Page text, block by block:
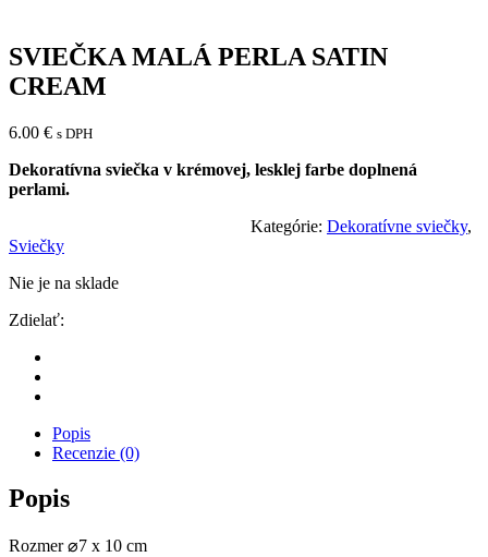
SVIEČKA MALÁ PERLA SATIN
CREAM
6.00 € s DPH
Dekoratívna sviečka v krémovej, lesklej farbe doplnená
perlami.
Kategórie: Dekoratívne sviečky,
Sviečky
Nie je na sklade
Zdielať:
Popis
Recenzie (0)
Popis
Rozmer ⌀7 x 10 cm